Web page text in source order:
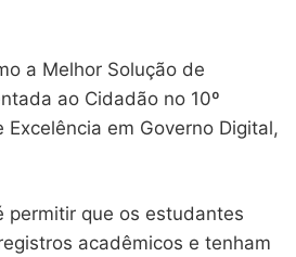
a Melhor Solução de
ao Cidadão no 10º
Excelência em Governo Digital,
permitir que os estudantes
acadêmicos e tenham